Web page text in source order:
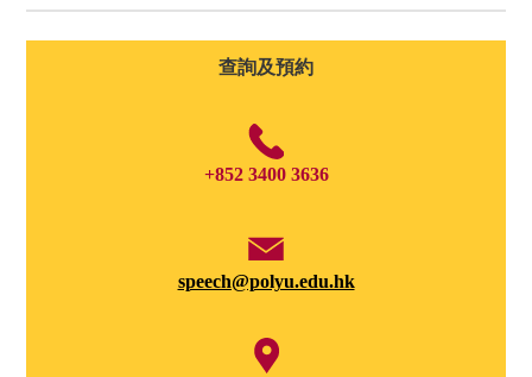
查詢及預約
+852 3400 3636
speech@polyu.edu.hk